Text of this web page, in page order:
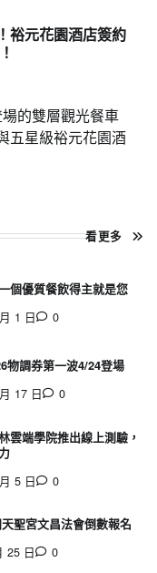
裕元花園酒店簽約
的雙層觀光餐車
五星級裕元花園酒
看更多
個優質餐飲得主就是您
1 日 0
調券第一波4/24登場
17 日 0
雲端學院推出線上測驗，
5 日 0
聖宮文昌法會倒數報名
25 日 0